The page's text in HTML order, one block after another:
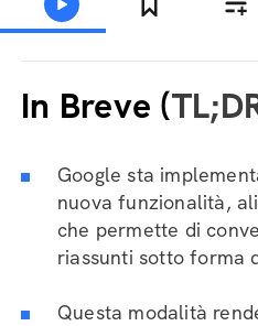
In Breve (
Google sta
nuova funzionalità,
che permette di
riassunti sotto forma
Questa modalità